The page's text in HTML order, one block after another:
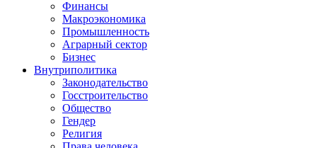
Финансы
Макроэкономика
Промышленность
Аграрный сектор
Бизнес
Внутриполитика
Законодательство
Госстроительство
Общество
Гендер
Религия